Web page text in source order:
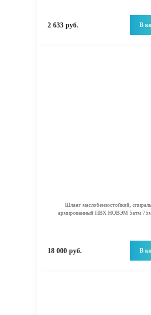
2 633 руб. В
Шланг маслобензостойкий,
армированный ПВХ НОВЭМ 5атм
18 000 руб. В